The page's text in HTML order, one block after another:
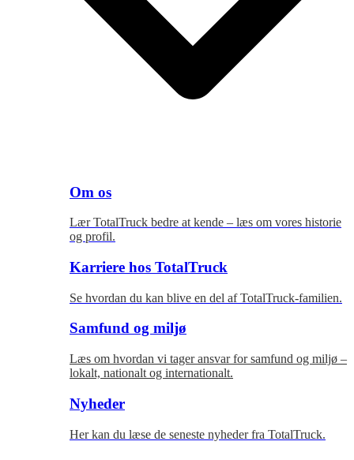
Om os
Lær TotalTruck bedre at kende – læs om vores historie
og profil.
Karriere hos TotalTruck
Se hvordan du kan blive en del af TotalTruck-familien.
Samfund og miljø
Læs om hvordan vi tager ansvar for samfund og miljø –
lokalt, nationalt og internationalt.
Nyheder
Her kan du læse de seneste nyheder fra TotalTruck.